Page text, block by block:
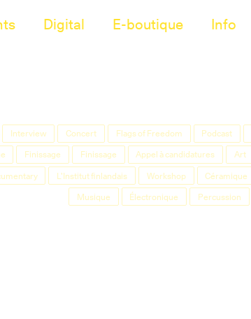
Digital E-boutique Info
Interview Concert Flags of Freedom Podcast
Finissage Finissage Appel à candidatures Art
L'Institut finlandais Workshop Céramique
Musique
Électronique Percussion